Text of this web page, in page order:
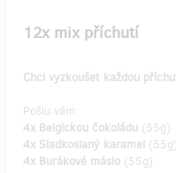
12x mix příchutí
Chci vyzkoušet každou
Pošlu vám:
4x Belgickou čokoládu (55g)
4x Sladkoslaný karamel (55g)
4x Burákové máslo (55g)